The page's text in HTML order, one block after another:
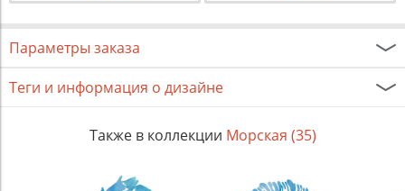
Параметры заказа
Теги и информация о дизайне
Также в коллекции Морская (35)